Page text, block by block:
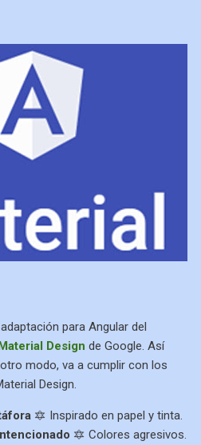
para Angular del
Design de Google. Así
modo, va a cumplir con los
Design.
🔯 Inspirado en papel y tinta.
🔯 Colores agresivos.